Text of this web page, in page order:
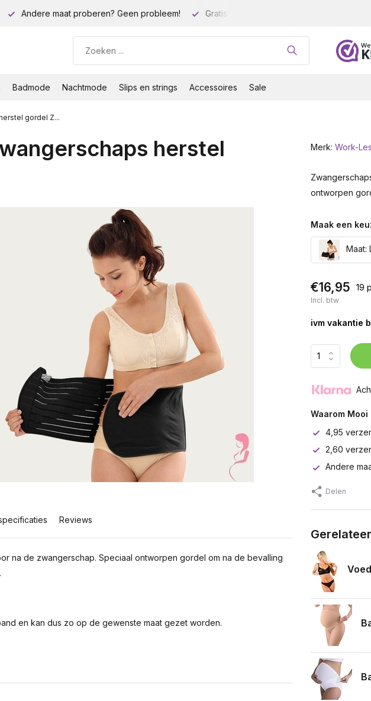
Andere maat proberen? Geen probleem! Gratis verzending vanaf 35 euro!
Badmode Nachtmode Slips en strings Accessoires Sale
gordel Z...
herstel
Reviews
na de zwangerschap. Speciaal ontworpen gordel om na de bevalling
en kan dus zo op de gewenste maat gezet worden.
Merk: Work-
ontworpen
Maak een
Maat:
€16,95 19
Incl. btw
ivm vakantie
Waarom Mooi
4,95
2,60
Andere
Delen